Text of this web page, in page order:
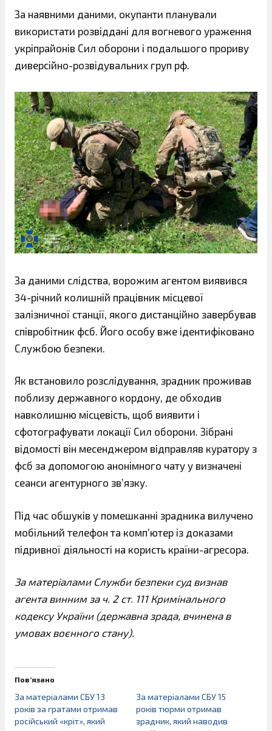
За наявними даними, окупанти планували
використати розвіддані для вогневого ураження
укріпрайонів Сил оборони і подальшого прориву
диверсійно-розвідувальних груп рф.
За даними слідства, ворожим агентом виявився
34-річний колишній працівник місцевої
залізничної станції, якого дистанційно завербував
співробітник фсб. Його особу вже ідентифіковано
Службою безпеки.
Як встановило розслідування, зрадник проживав
поблизу державного кордону, де обходив
навколишню місцевість, щоб виявити і
сфотографувати локації Сил оборони. Зібрані
відомості він месенджером відправляв куратору з
фсб за допомогою анонімного чату у визначені
сеанси агентурного зв’язку.
Під час обшуків у помешканні зрадника вилучено
мобільний телефон та комп’ютер із доказами
підривної діяльності на користь країни-агресора.
За матеріалами Служби безпеки суд визнав
агента винним за ч. 2 ст. 111 Кримінального
кодексу України (державна зрада, вчинена в
умовах воєнного стану).
Пов’язано
За матеріалами СБУ 13
років за гратами отримав
російський «кріт», який
За матеріалами СБУ 15
років тюрми отримав
зрадник, який наводив